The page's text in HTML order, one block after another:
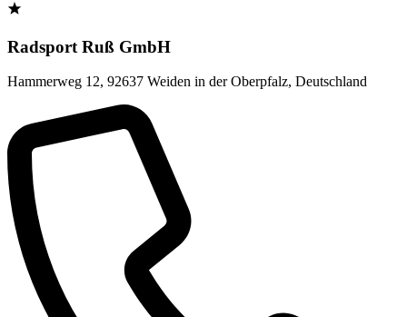
Radsport Ruß GmbH
Hammerweg 12, 92637 Weiden in der Oberpfalz, Deutschland